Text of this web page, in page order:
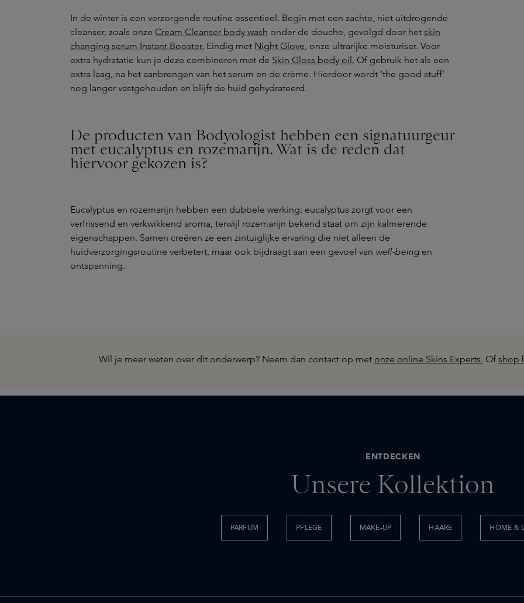
In de winter is een verzorgende routine essentieel. Begin met een zachte, niet uitdrogende
cleanser, zoals onze Cream Cleanser body wash onder de douche, gevolgd door het skin
changing serum Instant Booster. Eindig met Night Glove, onze ultrarijke moisturiser. Voor
extra hydratatie kun je deze combineren met de Skin Gloss body oil. Of gebruik het als een
extra laag, na het aanbrengen van het serum en de crème. Hierdoor wordt ‘the good stuff’
nog langer vastgehouden en blijft de huid gehydrateerd.
De producten van Bodyologist hebben een signatuurgeur
met eucalyptus en rozemarijn. Wat is de reden dat
hiervoor gekozen is?
Eucalyptus en rozemarijn hebben een dubbele werking: eucalyptus zorgt voor een
verfrissend en verkwikkend aroma, terwijl rozemarijn bekend staat om zijn kalmerende
eigenschappen. Samen creëren ze een zintuiglijke ervaring die niet alleen de
huidverzorgingsroutine verbetert, maar ook bijdraagt aan een gevoel van well-being en
ontspanning.
Wil je meer weten over dit onderwerp? Neem dan contact op met onze online Skins Experts. Of shop
ENTDECKEN
Unsere Kollektion
PARFUM PFLEGE MAKE-UP HAARE HOME &